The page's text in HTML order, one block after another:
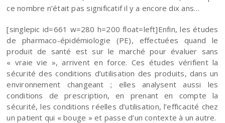
ce nombre n’était pas significatif il y a encore dix ans…
[singlepic id=661 w=280 h=200 float=left]Enfin, les études
de pharmaco-épidémiologie (PE), effectuées quand le
produit de santé est sur le marché pour évaluer sans
« vraie vie », arrivent en force. Ces études vérifient la
sécurité des conditions d’utilisation des produits, dans un
environnement changeant ; elles analysent aussi les
conditions de prescription, en prenant en compte la
sécurité, les conditions réelles d’utilisation, l’efficacité chez
un patient qui « bouge » et passe d’un contexte à un autre.